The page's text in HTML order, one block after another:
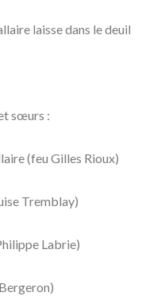
laisse dans le deuil
sœurs :
(feu Gilles Rioux)
Tremblay)
Labrie)